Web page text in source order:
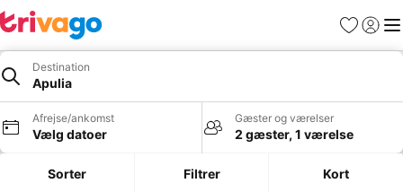
Favoritter
Log ind
Destination
Apulia
Afrejse/ankomst
Vælg datoer
Gæster og værelser
2 gæster, 1 værelse
Sorter Filtrer Kort